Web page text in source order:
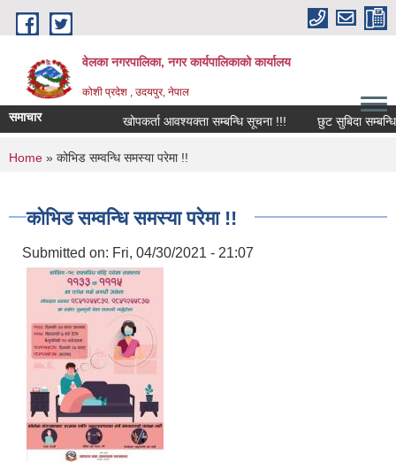
Skip to main content
वेलका नगरपालिका, नगर कार्यपालिकाको कार्यालय
कोशी प्रदेश , उदयपुर, नेपाल
समाचार खोपकर्ता आवश्यक्ता सम्बन्धि सूचना !!! छुट सुबिदा सम्बन्धि
You are here
Home » कोभिड सम्वन्धि समस्या परेमा !!
कोभिड सम्वन्धि समस्या परेमा !!
Submitted on: Fri, 04/30/2021 - 21:07